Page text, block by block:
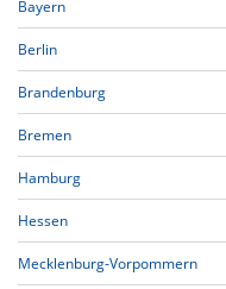
Bayern
Berlin
Brandenburg
Bremen
Hamburg
Hessen
Mecklenburg-Vorpommern